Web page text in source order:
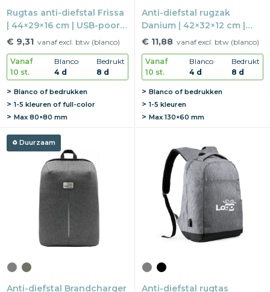
Rugtas anti-diefstal Frissa
| 44×29×16 cm | USB-poort |
15" laptopvak
€ 9,31 vanaf excl. btw (blanco)
Vanaf
10 st.
Blanco
4 d
Bedrukt
8 d
Blanco of bedrukken
1-5 kleuren of full-color
Max 80×80 mm
Anti-diefstal rugzak
Danium | 42×32×12 cm |
rPET | 15" laptopvak
€ 11,88 vanaf excl. btw (blanco)
Vanaf
10 st.
Blanco
4 d
Bedrukt
8 d
Blanco of bedrukken
1-5 kleuren
Max 130×60 mm
Duurzaam
Anti-diefstal Brandcharger Anti-diefstal rugtas